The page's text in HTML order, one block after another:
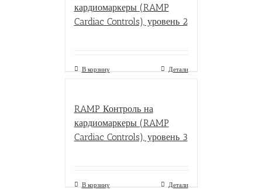
кардиомаркеры (RAMP
Cardiac Controls), уровень 2
В корзину Детали
RAMP Контроль на
кардиомаркеры (RAMP
Cardiac Controls), уровень 3
В корзину Детали